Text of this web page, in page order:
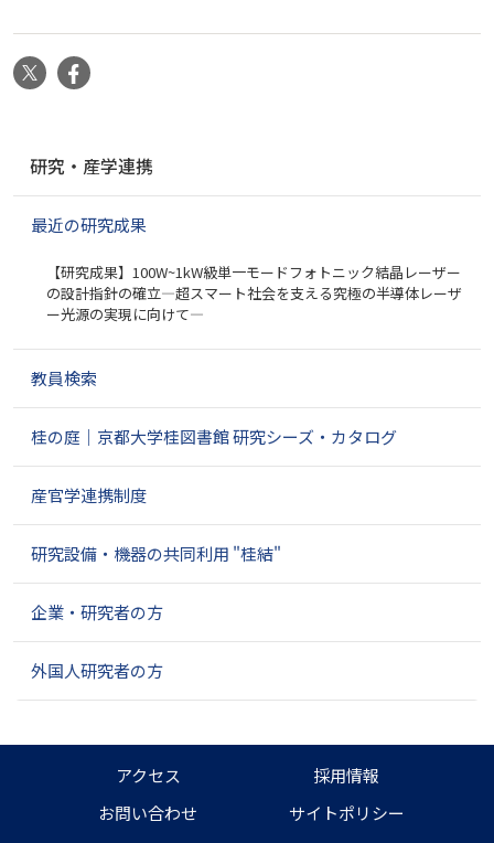
X
ゲ
研究・産学連携
最近の研究成果
【研究成果】100W~1kW級単一モードフォトニック結晶レーザー
の設計指針の確立―超スマート社会を支える究極の半導体レーザ
ー光源の実現に向けて―
教員検索
桂の庭｜京都大学桂図書館 研究シーズ・カタログ
産官学連携制度
研究設備・機器の共同利用 "桂結"
企業・研究者の方
外国人研究者の方
アクセス
採用情報
お問い合わせ
サイトポリシー